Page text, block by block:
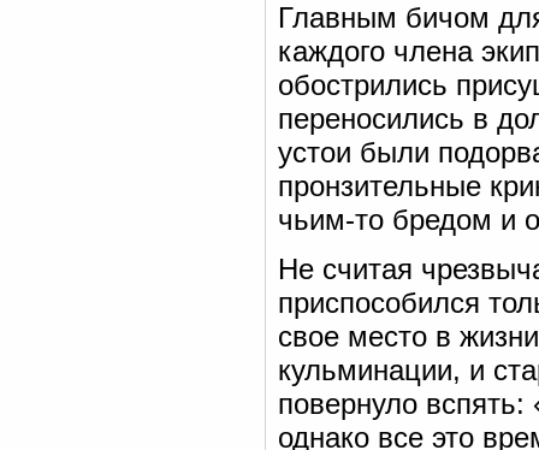
Главным бичом
каждого члена
обострились
переносились в
устои были
пронзительные
чьим-то бредом и
Не считая
приспособился
свое место в
кульминации, и
повернуло вспять:
однако все это